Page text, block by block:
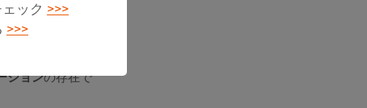
ションの存在で
ック >>>
>>>